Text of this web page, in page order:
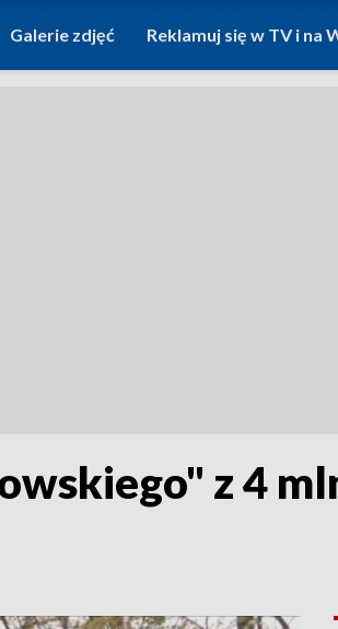
Galerie zdjęć Reklamuj się w TV i na
z 4